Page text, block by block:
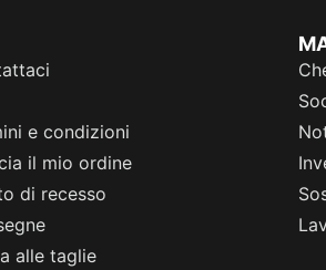
e condizioni
il mio ordine
di recesso
alle taglie